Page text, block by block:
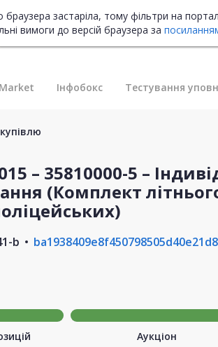
браузера застаріла, тому фільтри на
вимоги до версій браузера за
Інфобокс Тестування
– 35810000-5 –
(Комплект
b
Аукціон